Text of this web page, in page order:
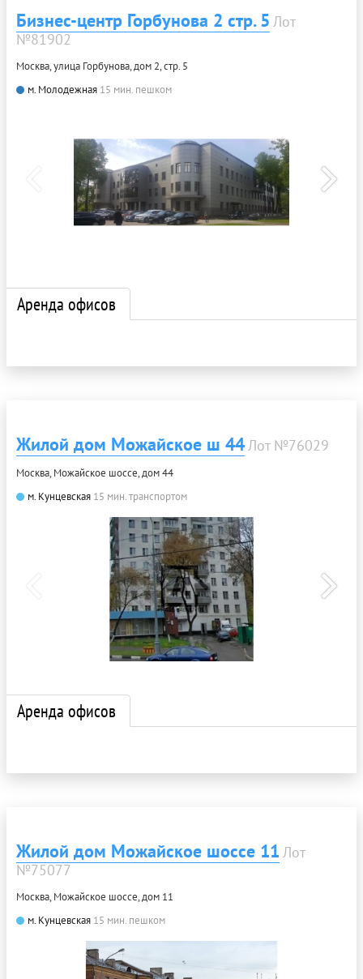
Бизнес-центр Горбунова 2 стр. 5 Лот
№81902
Москва, улица Горбунова, дом 2, стр. 5
м. Молодежная 15 мин. пешком
Аренда офисов
Жилой дом Можайское ш 44Лот №76029
Москва, Можайское шоссе, дом 44
м. Кунцевская 15 мин. транспортом
Аренда офисов
Жилой дом Можайское шоссе 11 Лот
№75077
Москва, Можайское шоссе, дом 11
м. Кунцевская 15 мин. пешком